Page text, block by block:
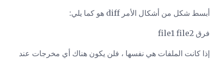
أبسط شكل من أشكال الأمر diff هو كما يلي:
فرق file1 file2
إذا كانت الملفات هي نفسها ، فلن يكون هناك أي مخرجات عند